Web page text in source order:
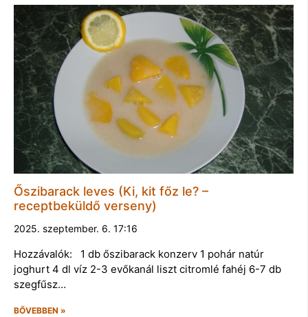
Őszibarack leves (Ki, kit főz le? –
receptbeküldő verseny)
2025. szeptember. 6. 17:16
Hozzávalók: 1 db őszibarack konzerv 1 pohár natúr
joghurt 4 dl víz 2-3 evőkanál liszt citromlé fahéj 6-7 db
szegfűsz…
BŐVEBBEN »